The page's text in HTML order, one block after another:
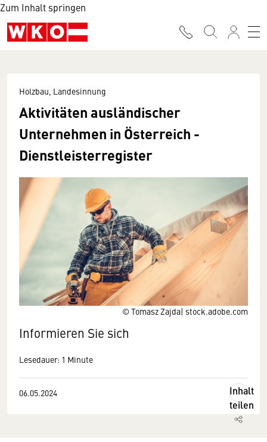
Zum Inhalt springen
© Tomasz Zajda| stock.adobe.com
Holzbau, Landesinnung
Aktivitäten ausländischer
Unternehmen in Österreich -
Dienstleisterregister
Informieren Sie sich
Lesedauer: 1 Minute
06.05.2024
Inhalt
teilen